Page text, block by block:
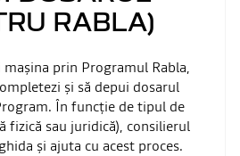
RABLA)
mașina prin Programul Rabla,
și să depui dosarul
În funcție de tipul de
fizică sau juridică), consilierul
și ajuta cu acest proces.